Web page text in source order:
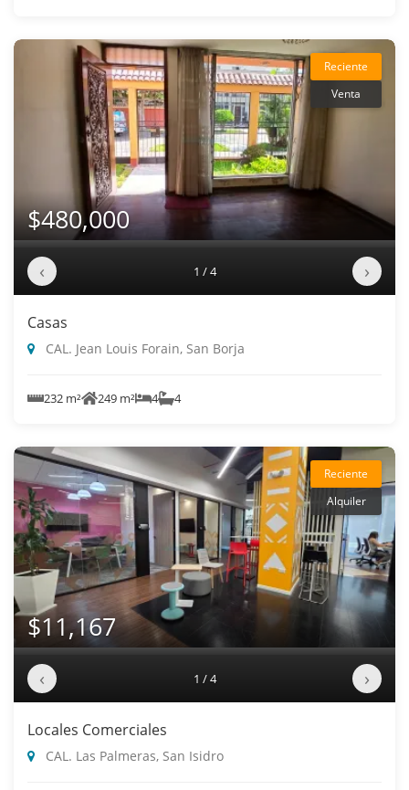
Reciente
Venta
$480,000
‹ 1 / 4 ›
Casas
CAL. Jean Louis Forain, San Borja
232 m² 249 m² 4 4
Reciente
Alquiler
$11,167
‹ 1 / 4 ›
Locales Comerciales
CAL. Las Palmeras, San Isidro